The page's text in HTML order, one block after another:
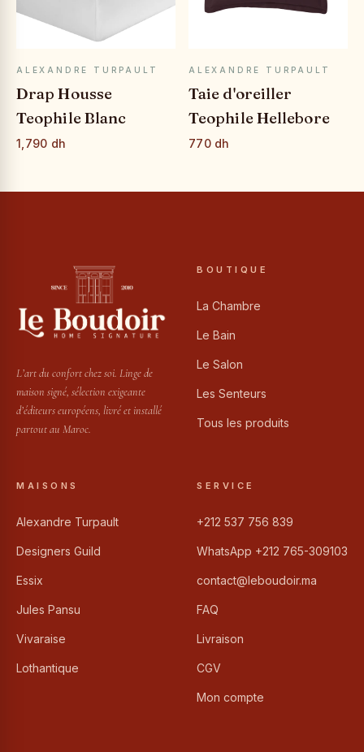
APERÇU RAPIDE
ALEXANDRE TURPAULT
Drap Housse
Teophile Blanc
1,790 dh
APERÇU RAPIDE
ALEXANDRE TURPAULT
Taie d'oreiller
Teophile Hellebore
770 dh
L’art du confort chez soi. Linge de
maison signé, sélection exigeante
d’éditeurs européens, livré et installé
partout au Maroc.
BOUTIQUE
La Chambre
Le Bain
Le Salon
Les Senteurs
Tous les produits
MAISONS
Alexandre Turpault
Designers Guild
Essix
Jules Pansu
Vivaraise
Lothantique
SERVICE
+212 537 756 839
WhatsApp +212 765-309103
contact@leboudoir.ma
FAQ
Livraison
CGV
Mon compte